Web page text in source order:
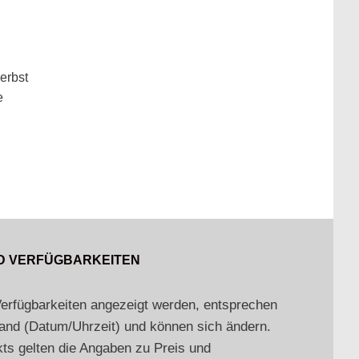
VERFÜGBARKEITEN
angezeigt werden, entsprechen
(Datum/Uhrzeit) und können sich ändern.
gelten die Angaben zu Preis und